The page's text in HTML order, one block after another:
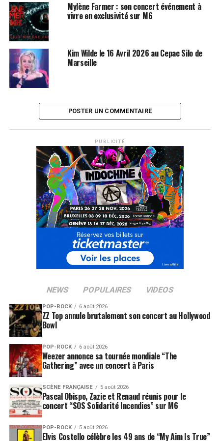
Mylène Farmer : son concert événement à
vivre en exclusivité sur M6
Kim Wilde le 16 Avril 2026 au Cepac Silo de
Marseille
POSTER UN COMMENTAIRE
PUBLICITÉ
NEWS POPULAIRES VIDEOS
POP-ROCK 6 août 2026
ZZ Top annule brutalement son concert au Hollywood
Bowl
POP-ROCK 6 août 2026
Weezer annonce sa tournée mondiale “The
Gathering” avec un concert à Paris
SCÈNE FRANÇAISE 5 août 2026
Pascal Obispo, Zazie et Renaud réunis pour le
concert “SOS Solidarité Incendies” sur M6
POP-ROCK 5 août 2026
Elvis Costello célèbre les 49 ans de “My Aim Is True”